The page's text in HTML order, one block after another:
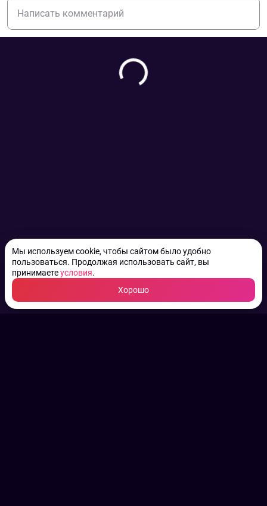
Мы используем cookie, чтобы сайтом было удобно
пользоваться. Продолжая использовать сайт, вы
принимаетеусловия.
Хорошо